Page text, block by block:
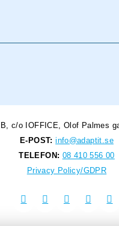
c/o IOFFICE, Olof Palmes
E-POST:info@adaptit.se
TELEFON: 08 410 556 00
Privacy Policy/GDPR